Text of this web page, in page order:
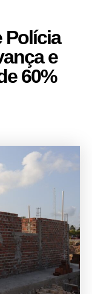
Polícia
e
60%